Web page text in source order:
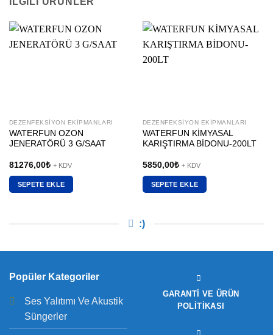
DEZENFEKSIYON EKIPMANLARI
WATERFUN OZON
JENERATÖRÜ 3 G/SAAT
81276,00₺ + KDV
SEPETE EKLE
DEZENFEKSIYON EKIPMANLARI
WATERFUN KİMYASAL
KARIŞTIRMA BİDONU-200LT
5850,00₺ + KDV
SEPETE EKLE
:)
Popüler Kategoriler
Ses Yalıtımı Ve Akustik
Süngerler
GARANTI VE ÜRÜN
POLITIKASI